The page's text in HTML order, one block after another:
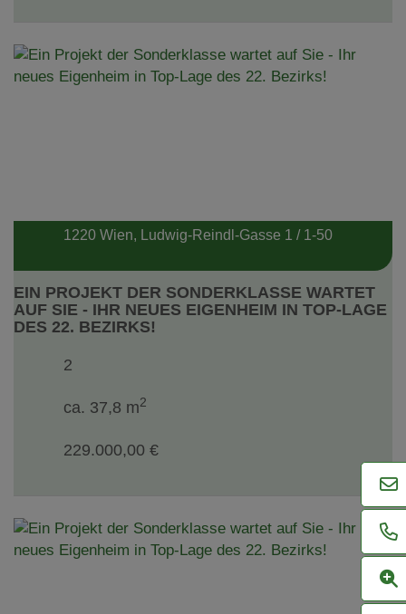
EIN PROJEKT DER SONDERKLASSE WARTET
AUF SIE - IHR NEUES EIGENHEIM IN TOP-LAGE
DES 22. BEZIRKS!
1220 Wien, Ludwig-Reindl-Gasse 1 / 1-50
2
ca. 37,8 m2
229.000,00 €